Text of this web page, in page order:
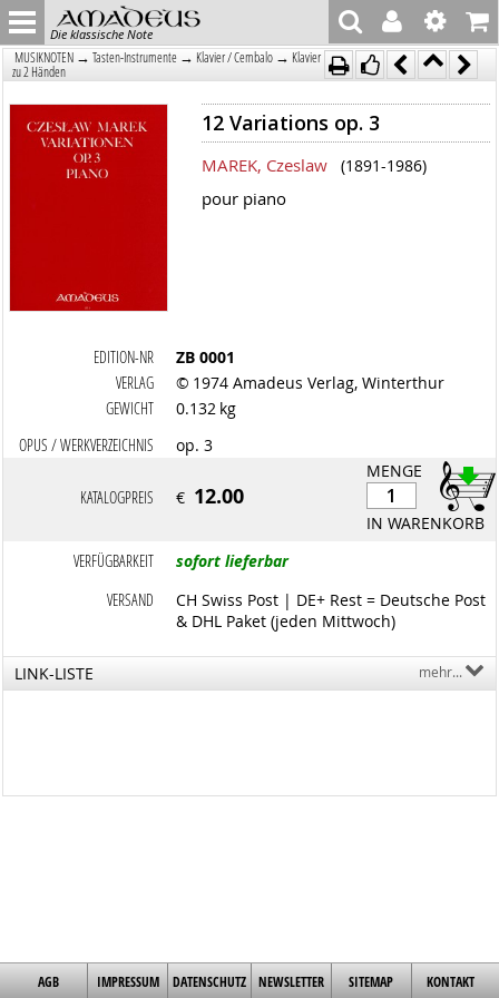
Die klassische Note
MUSIKNOTEN → Tasten-Instrumente → Klavier / Cembalo → Klavier
zu 2 Händen
12 Variations op. 3
MAREK, Czeslaw (1891-1986)
pour piano
EDITION-NR
ZB 0001
VERLAG
© 1974 Amadeus Verlag, Winterthur
GEWICHT
0.132 kg
OPUS / WERKVERZEICHNIS
op. 3
MENGE
IN WARENKORB
KATALOGPREIS € 12.00
VERFÜGBARKEIT
sofort lieferbar
VERSAND
CH Swiss Post | DE+ Rest = Deutsche Post
& DHL Paket (jeden Mittwoch)
LINK-LISTE mehr...
AGB IMPRESSUM DATENSCHUTZ NEWSLETTER SITEMAP KONTAKT